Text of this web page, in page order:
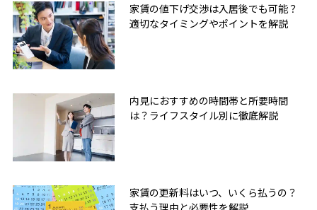
家賃の値下げ交渉は入居後でも可能？
適切なタイミングやポイントを解説
内見におすすめの時間帯と所要時間
は？ライフスタイル別に徹底解説
家賃の更新料はいつ、いくら払うの？